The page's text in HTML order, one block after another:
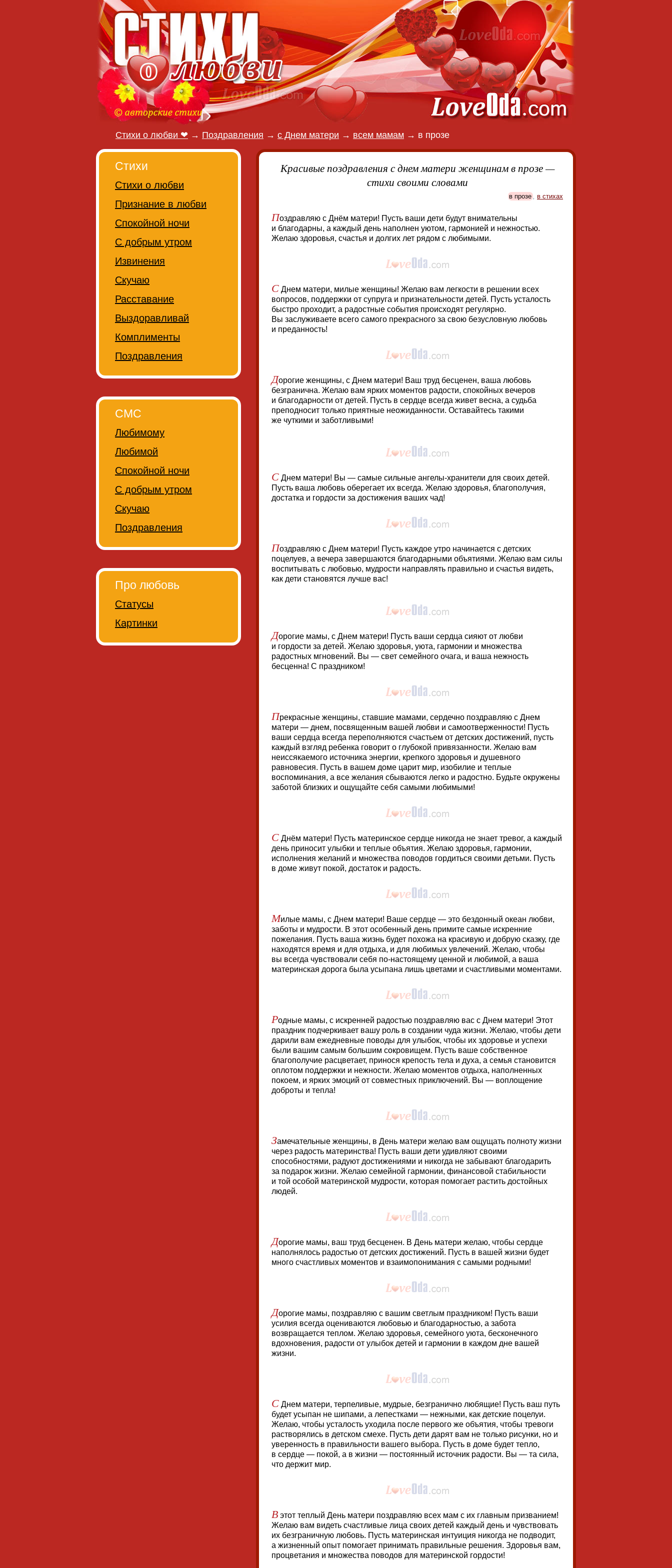
Стихи о любви ❤ → Поздравления → с Днем матери → всем мамам → в прозе
Красивые поздравления с днем матери женщинам в прозе —
стихи своими словами
в прозе , в стихах
Поздравляю с Днём матери! Пусть ваши дети будут внимательны
и благодарны, а каждый день наполнен уютом, гармонией и нежностью.
Желаю здоровья, счастья и долгих лет рядом с любимыми.
С Днем матери, милые женщины! Желаю вам легкости в решении всех
вопросов, поддержки от супруга и признательности детей. Пусть усталость
быстро проходит, а радостные события происходят регулярно.
Вы заслуживаете всего самого прекрасного за свою безусловную любовь
и преданность!
Дорогие женщины, с Днем матери! Ваш труд бесценен, ваша любовь
безгранична. Желаю вам ярких моментов радости, спокойных вечеров
и благодарности от детей. Пусть в сердце всегда живет весна, а судьба
преподносит только приятные неожиданности. Оставайтесь такими
же чуткими и заботливыми!
С Днем матери! Вы — самые сильные ангелы-хранители для своих детей.
Пусть ваша любовь оберегает их всегда. Желаю здоровья, благополучия,
достатка и гордости за достижения ваших чад!
Поздравляю с Днем матери! Пусть каждое утро начинается с детских
поцелуев, а вечера завершаются благодарными объятиями. Желаю вам силы
воспитывать с любовью, мудрости направлять правильно и счастья видеть,
как дети становятся лучше вас!
Дорогие мамы, с Днем матери! Пусть ваши сердца сияют от любви
и гордости за детей. Желаю здоровья, уюта, гармонии и множества
радостных мгновений. Вы — свет семейного очага, и ваша нежность
бесценна! С праздником!
Прекрасные женщины, ставшие мамами, сердечно поздравляю с Днем
матери — днем, посвященным вашей любви и самоотверженности! Пусть
ваши сердца всегда переполняются счастьем от детских достижений, пусть
каждый взгляд ребенка говорит о глубокой привязанности. Желаю вам
неиссякаемого источника энергии, крепкого здоровья и душевного
равновесия. Пусть в вашем доме царит мир, изобилие и теплые
воспоминания, а все желания сбываются легко и радостно. Будьте окружены
заботой близких и ощущайте себя самыми любимыми!
С Днём матери! Пусть материнское сердце никогда не знает тревог, а каждый
день приносит улыбки и теплые объятия. Желаю здоровья, гармонии,
исполнения желаний и множества поводов гордиться своими детьми. Пусть
в доме живут покой, достаток и радость.
Милые мамы, с Днем матери! Ваше сердце — это бездонный океан любви,
заботы и мудрости. В этот особенный день примите самые искренние
пожелания. Пусть ваша жизнь будет похожа на красивую и добрую сказку, где
находятся время и для отдыха, и для любимых увлечений. Желаю, чтобы
вы всегда чувствовали себя по-настоящему ценной и любимой, а ваша
материнская дорога была усыпана лишь цветами и счастливыми моментами.
Родные мамы, с искренней радостью поздравляю вас с Днем матери! Этот
праздник подчеркивает вашу роль в создании чуда жизни. Желаю, чтобы дети
дарили вам ежедневные поводы для улыбок, чтобы их здоровье и успехи
были вашим самым большим сокровищем. Пусть ваше собственное
благополучие расцветает, принося крепость тела и духа, а семья становится
оплотом поддержки и нежности. Желаю моментов отдыха, наполненных
покоем, и ярких эмоций от совместных приключений. Вы — воплощение
доброты и тепла!
Замечательные женщины, в День матери желаю вам ощущать полноту жизни
через радость материнства! Пусть ваши дети удивляют своими
способностями, радуют достижениями и никогда не забывают благодарить
за подарок жизни. Желаю семейной гармонии, финансовой стабильности
и той особой материнской мудрости, которая помогает растить достойных
людей.
Дорогие мамы, ваш труд бесценен. В День матери желаю, чтобы сердце
наполнялось радостью от детских достижений. Пусть в вашей жизни будет
много счастливых моментов и взаимопонимания с самыми родными!
Дорогие мамы, поздравляю с вашим светлым праздником! Пусть ваши
усилия всегда оцениваются любовью и благодарностью, а забота
возвращается теплом. Желаю здоровья, семейного уюта, бесконечного
вдохновения, радости от улыбок детей и гармонии в каждом дне вашей
жизни.
С Днем матери, терпеливые, мудрые, безгранично любящие! Пусть ваш путь
будет усыпан не шипами, а лепестками — нежными, как детские поцелуи.
Желаю, чтобы усталость уходила после первого же объятия, чтобы тревоги
растворялись в детском смехе. Пусть дети дарят вам не только рисунки, но и
уверенность в правильности вашего выбора. Пусть в доме будет тепло,
в сердце — покой, а в жизни — постоянный источник радости. Вы — та сила,
что держит мир.
В этот теплый День матери поздравляю всех мам с их главным призванием!
Желаю вам видеть счастливые лица своих детей каждый день и чувствовать
их безграничную любовь. Пусть материнская интуиция никогда не подводит,
а жизненный опыт помогает принимать правильные решения. Здоровья вам,
процветания и множества поводов для материнской гордости!
Стихи
Стихи о любви
Признание в любви
Спокойной ночи
С добрым утром
Извинения
Скучаю
Расставание
Выздоравливай
Комплименты
Поздравления
СМС
Любимому
Любимой
Спокойной ночи
С добрым утром
Скучаю
Поздравления
Про любовь
Статусы
Картинки